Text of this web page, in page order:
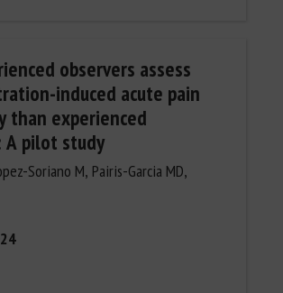
observers assess
induced acute pain
experienced
A pilot study
Soriano M, Pairis-Garcia MD,